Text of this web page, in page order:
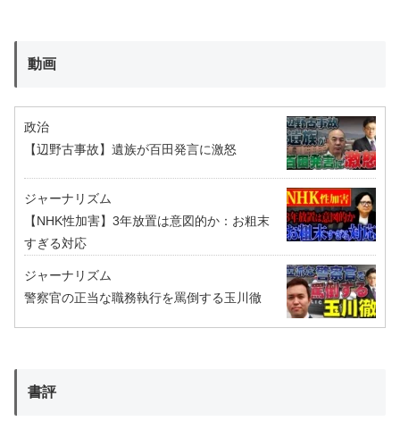
動画
政治
【辺野古事故】遺族が百田発言に激怒
ジャーナリズム
【NHK性加害】3年放置は意図的か：お粗末
すぎる対応
ジャーナリズム
警察官の正当な職務執行を罵倒する玉川徹
書評